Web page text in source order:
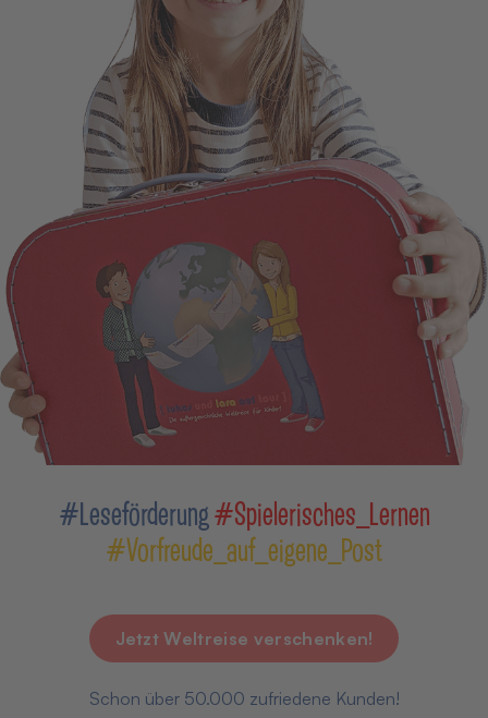
#Leseförderung#Spielerisches_Lernen
#Vorfreude_auf_eigene_Post
Jetzt Weltreise verschenken!
Schon über 50.000 zufriedene Kunden!